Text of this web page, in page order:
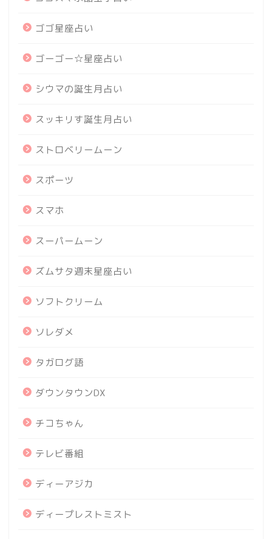
ゴゴ星座占い
ゴーゴー☆星座占い
シウマの誕生月占い
スッキリす誕生月占い
ストロベリームーン
スポーツ
スマホ
スーパームーン
ズムサタ週末星座占い
ソフトクリーム
ソレダメ
タガログ語
ダウンタウンDX
チコちゃん
テレビ番組
ディーアジカ
ディープレストミスト